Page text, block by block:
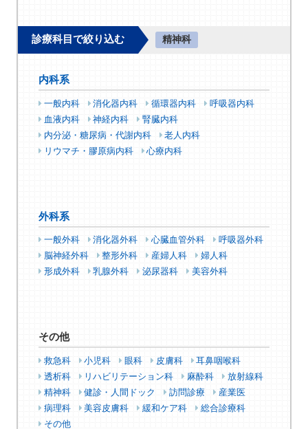
診療科目で絞り込む 精神科
内科系
一般内科 消化器内科 循環器内科
呼吸器内科
血液内科
神経内科
腎臓内科
内分泌・糖尿病・代謝内科
老人内科
リウマチ・膠原病内科
心療内科
外科系
一般外科 消化器外科 心臓血管外科
呼吸器外科
脳神経外科
整形外科 産婦人科
婦人科
形成外科
乳腺外科 泌尿器科 美容外科
その他
救急科 小児科 眼科 皮膚科
耳鼻咽喉科
透析科
リハビリテーション科 麻酔科
放射線科
精神科
健診・人間ドック 訪問診療
産業医
病理科
美容皮膚科 緩和ケア科
総合診療科
その他